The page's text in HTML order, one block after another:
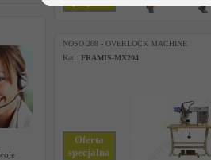
NOSO 208 - OVERLOCK MACHINE
Kat.: FRAMIS-MX204
Oferta
specjalna